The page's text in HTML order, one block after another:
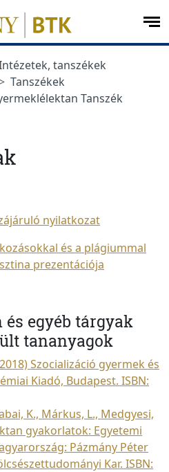
tanszékek
Tanszékek
Tanszék
nyilatkozat
és a plágiummal
prezentációja
egyéb tárgyak
tananyagok
Szocializáció gyermek és
Kiadó, Budapest. ISBN:
K., Márkus, L., Medgyesi,
gyakorlatok: Egyetemi
Pázmány Péter
Kar. ISBN: